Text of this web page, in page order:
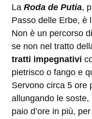
La Roda de Putia,
Passo delle Erbe, è
Non è un percorso
se non nel tratto
tratti impegnativi
pietrisco o fango e
Servono circa 5 ore
allungando le
paio d’ore in più,